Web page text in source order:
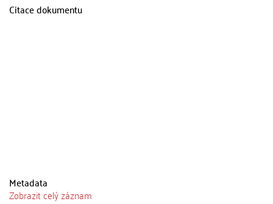
Citace dokumentu
Metadata
Zobrazit celý záznam